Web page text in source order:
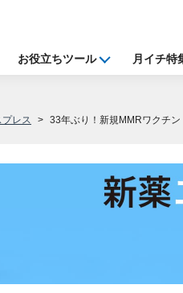
お役立ちツール 月イチ特
プレス 33年ぶり！新規MMRワクチ